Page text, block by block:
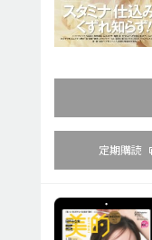
定期購読